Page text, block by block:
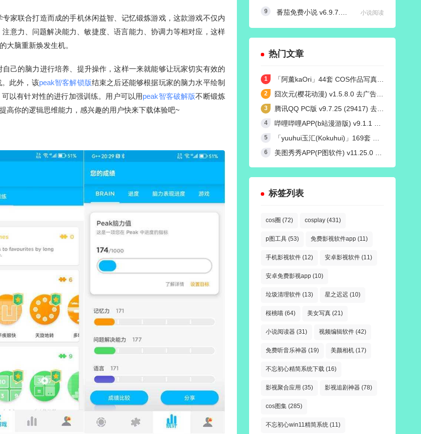
家联合打造而成的手机休闲益智、记忆锻炼游戏，这款游戏不仅内
意力、问题解决能力、敏捷度、语言能力、协调力等相对应，这样
大脑重新焕发生机。
己的脑力进行培养、提升操作，这样一来就能够让玩家切实有效的
此外，该peak智客解锁版结束之后还能够根据玩家的脑力水平绘制
以有针对性的进行加强训练。用户可以用peak智客破解版不断锻炼
高你的逻辑思维能力，感兴趣的用户快来下载体验吧~
小说阅读
热门文章
「阿薰kaOri」44套 COS作品写真合集[持续更新]，一个独特的Coser魅力
囧次元(樱花动漫) v1.5.8.0 去广告纯净版
腾讯QQ PC版 v9.7.25 (29417) 去广告防撤回绿色精简版
哔哩哔哩APP(b站漫游版) v9.1.1 哔哩漫游去广告解除版权受限
「yuuhui玉汇(Kokuhui)」169套 COS作品写真合集[持续更新],燃尽魅力的Coser之旅
美图秀秀APP(P图软件) v11.25.0 去广告永久VIP解锁版
标签列表
cos圈 (72) cosplay (431)
p图工具 (53) 免费影视软件app (11)
手机影视软件 (12) 安卓影视软件 (11)
安卓免费影视app (10)
垃圾清理软件 (13) 星之迟迟 (10)
桜桃喵 (64) 美女写真 (21)
小说阅读器 (31) 视频编辑软件 (42)
免费听音乐神器 (19) 美颜相机 (17)
不忘初心精简系统下载 (16)
影视聚合应用 (35) 影视追剧神器 (78)
cos图集 (285)
不忘初心win11精简系统 (11)